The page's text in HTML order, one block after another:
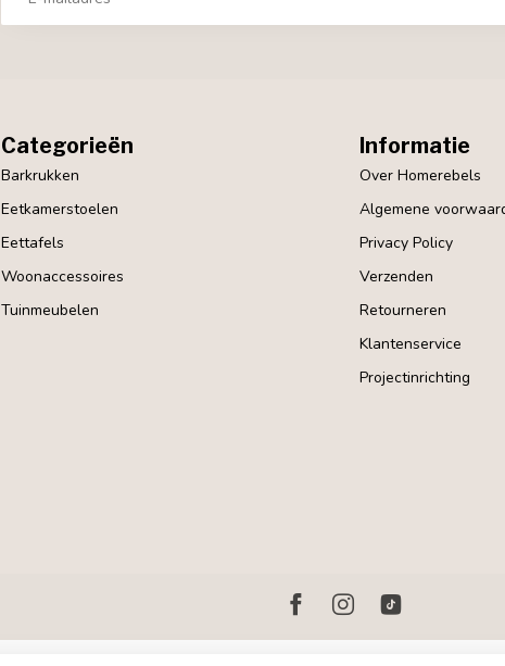
Categorieën
Barkrukken
Eetkamerstoelen
Eettafels
Woonaccessoires
Tuinmeubelen
Informatie
Over Homerebels
Algemene
Privacy Policy
Verzenden
Retourneren
Klantenservice
Projectinrichting